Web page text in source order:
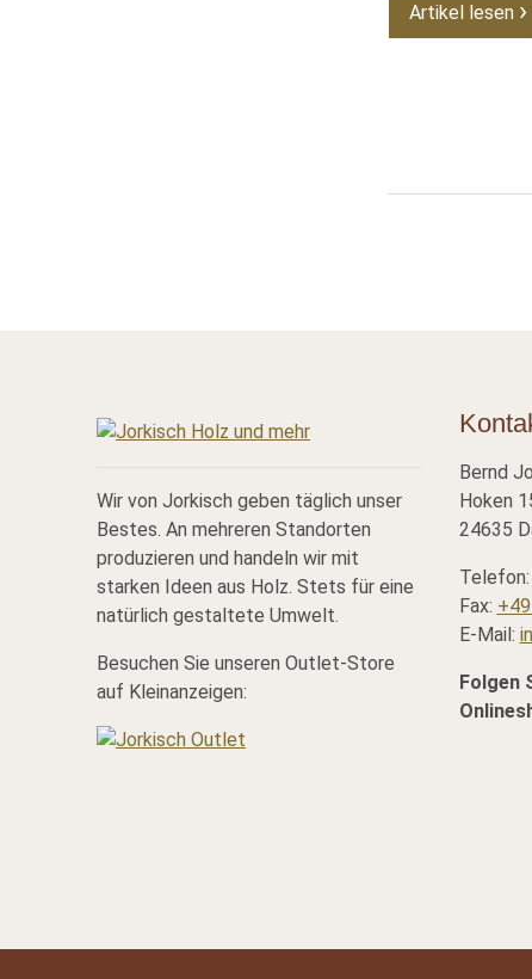
Artikel lesen
Wir von Jorkisch geben täglich unser
Bestes. An mehreren Standorten
produzieren und handeln wir mit
starken Ideen aus Holz. Stets für eine
natürlich gestaltete Umwelt.
Besuchen Sie unseren Outlet-Store
auf Kleinanzeigen:
Bernd
Hoken
24635
Telefon:
Fax:
E-Mail:
Folgen